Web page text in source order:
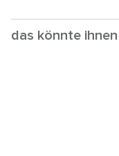
das könnte